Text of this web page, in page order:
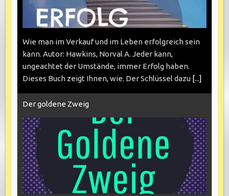
Wie man im Verkauf und im Leben erfolgreich sein
kann. Autor: Hawkins, Norval A. Jeder kann,
ungeachtet der Umstände, immer Erfolg haben.
Dieses Buch zeigt Ihnen, wie. Der Schlüssel dazu [...]
Der goldene Zweig